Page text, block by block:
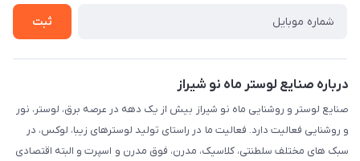
ثبت
درباره صنایع لوستر ماه نو شیراز
صنایع لوستر و روشنایی ماه نو شیراز بیش از یک دهه در عرصه برق، لوستر، نور
و روشنایی فعالیت دارد. فعالیت ما در راستای تولید لوسترهای زیبا، لوکس، در
سبک های مختلف سلطنتی، کلاسیک، مدرن، فوق مدرن و اسپرت و البته اقتصادی